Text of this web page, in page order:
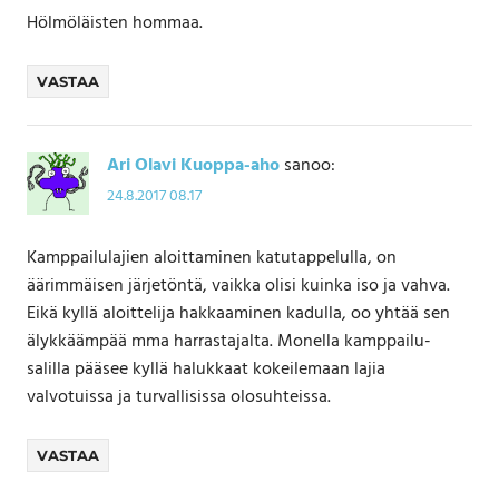
Hölmöläisten hommaa.
VASTAA
Ari Olavi Kuoppa-ahosanoo:
24.8.2017 08.17
Kamppailulajien aloittaminen katutappelulla, on
äärimmäisen järjetöntä, vaikka olisi kuinka iso ja vahva.
Eikä kyllä aloittelija hakkaaminen kadulla, oo yhtää sen
älykkäämpää mma harrastajalta. Monella kamppailu-
salilla pääsee kyllä halukkaat kokeilemaan lajia
valvotuissa ja turvallisissa olosuhteissa.
VASTAA